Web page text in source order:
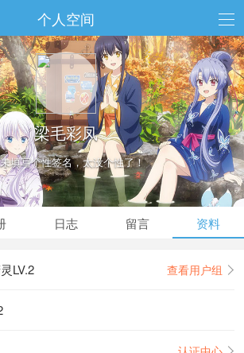
个人空间
梁毛彩凤
填写个性签名，太没个性了！
日志 留言 资料
LV.2 查看用户组